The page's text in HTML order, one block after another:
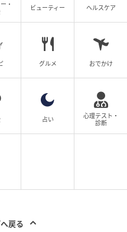
ることで、見える景色
・
ビューティー ヘルスケア
グルメ おでかけ
占い
心理テスト・
診断
戻る